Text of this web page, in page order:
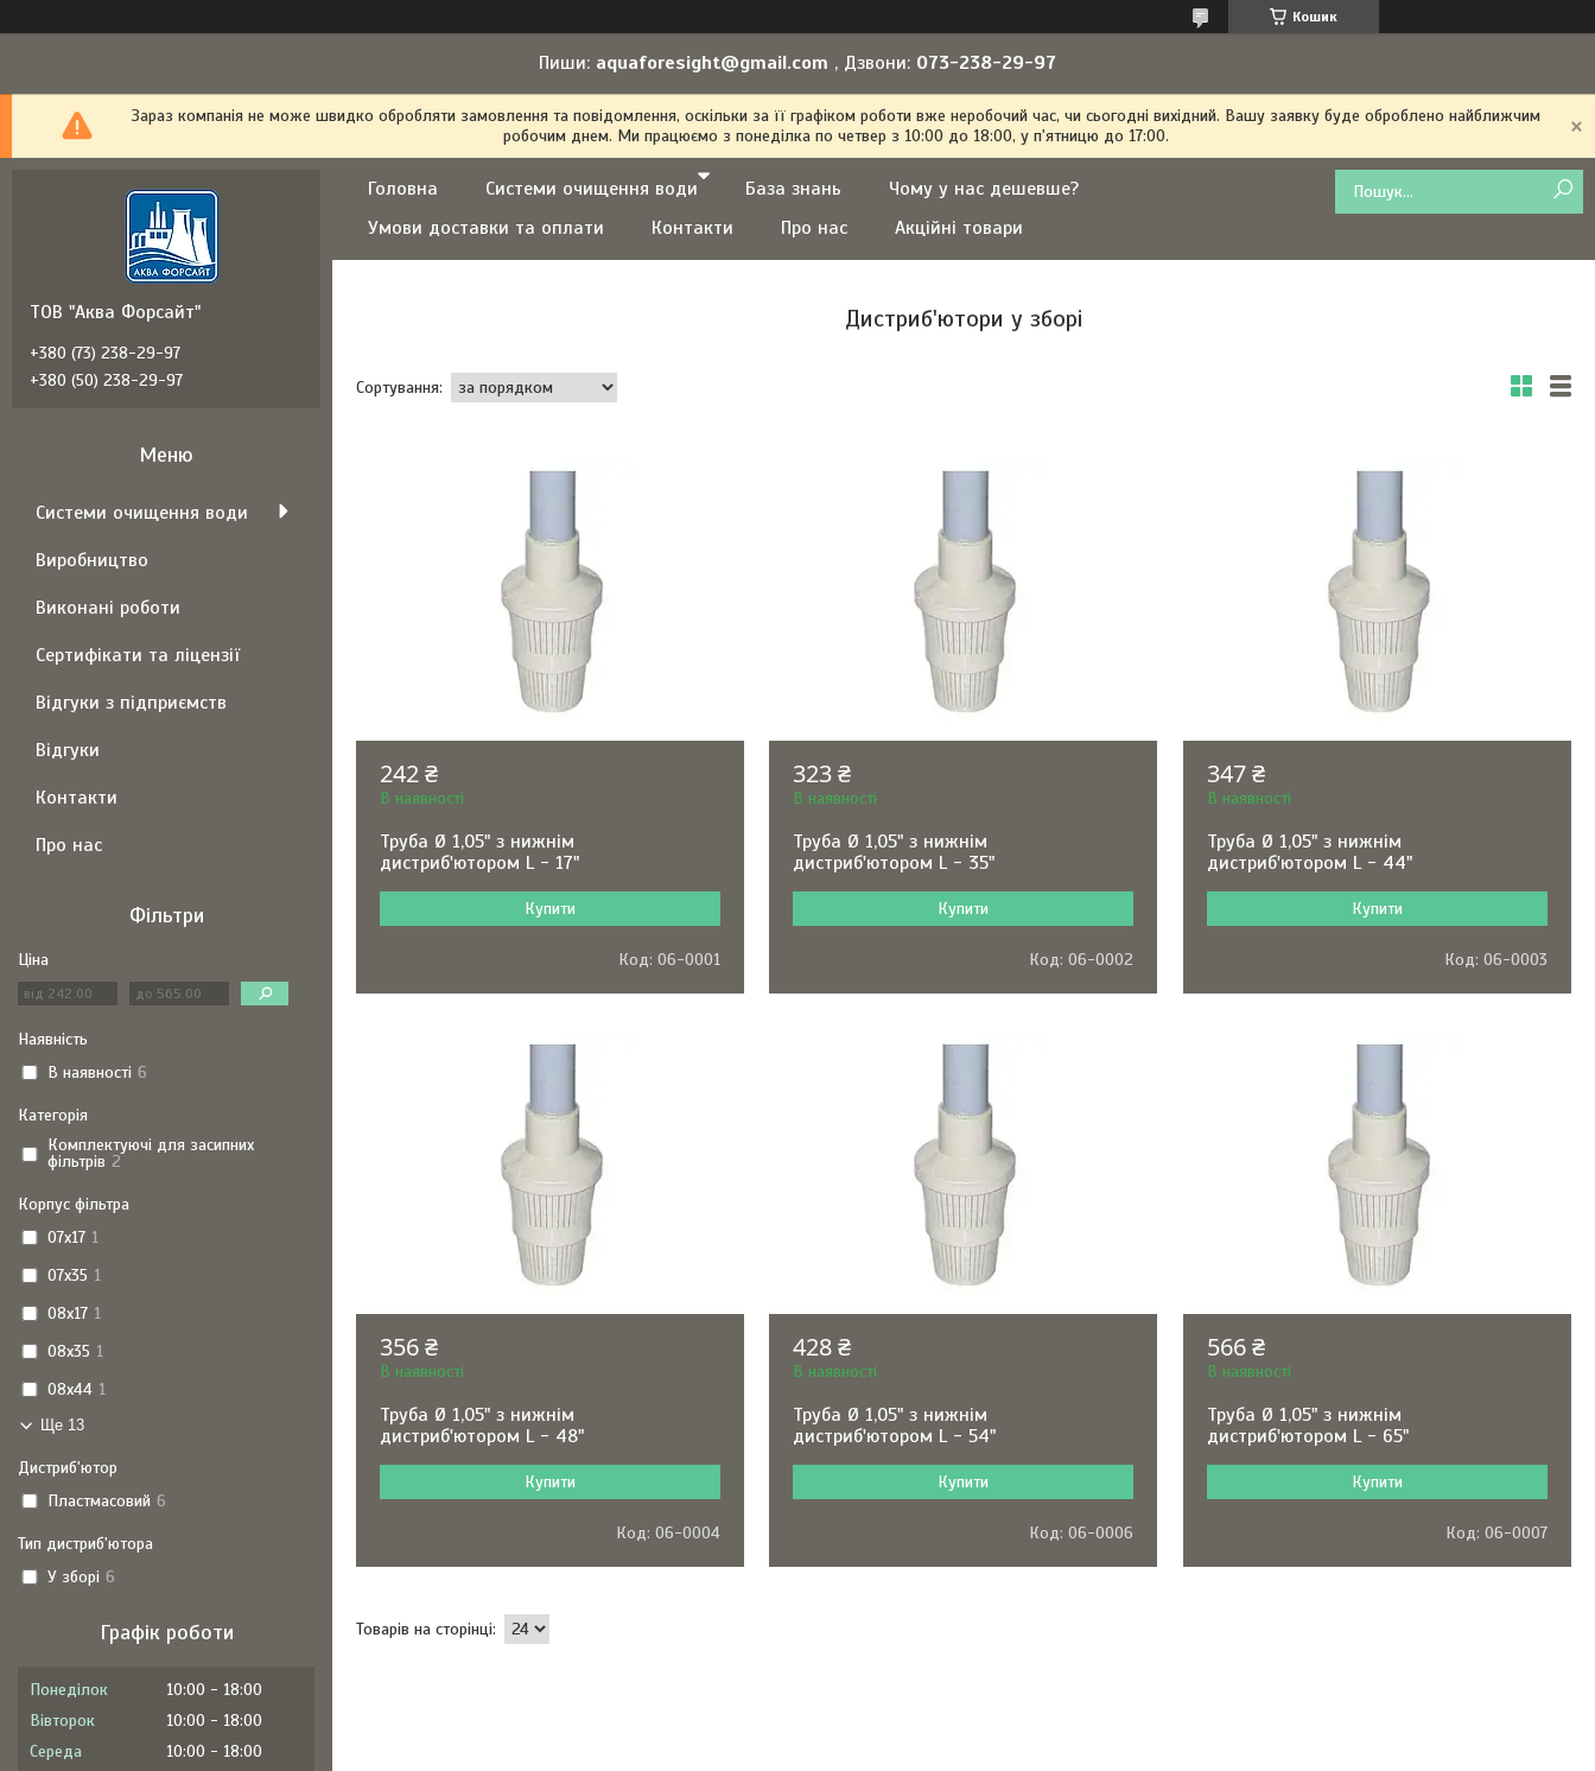
Кошик
Пиши: aquaforesight@gmail.com , Дзвони: 073-238-29-97
Зараз компанія не може швидко обробляти замовлення та повідомлення, оскільки за її графіком роботи вже неробочий час, чи сьогодні вихідний. Вашу заявку буде оброблено найближчим
робочим днем. Ми працюємо з понеділка по четвер з 10:00 до 18:00, у п'ятницю до 17:00.
Головна Системи очищення води База знань
Чому у нас дешевше?
Умови доставки та оплати
Контакти Про нас Акційні товари
Дистриб'ютори у зборі
242 ₴
В наявності
Труба Ø 1,05" з нижнім
дистриб'ютором L - 17"
Купити
06-0001
323 ₴
В наявності
Труба Ø 1,05" з нижнім
дистриб'ютором L - 35"
Купити
06-0002
347 ₴
В наявності
Труба Ø 1,05" з нижнім
дистриб'ютором L - 44"
Купити
06-0003
356 ₴
В наявності
Труба Ø 1,05" з нижнім
дистриб'ютором L - 48"
Купити
06-0004
428 ₴
В наявності
Труба Ø 1,05" з нижнім
дистриб'ютором L - 54"
Купити
06-0006
566 ₴
В наявності
Труба Ø 1,05" з нижнім
дистриб'ютором L - 65"
Купити
06-0007
ТОВ "Аква Форсайт"
+380 (73) 238-29-97
+380 (50) 238-29-97
Системи очищення води
Виробництво
Виконані роботи
Сертифікати та ліцензії
Відгуки з підприємств
Відгуки
Контакти
Про нас
Фільтри
Ціна
Наявність
В наявності 6
Категорія
Комплектуючі для засипних
фільтрів 2
Корпус фільтра
07x17 1
07x35 1
08x17 1
08x35 1
08x44 1
Ще 13
Дистриб'ютор
Пластмасовий 6
Тип дистриб'ютора
У зборі 6
Графік роботи
Понеділок 10:00
18:00
Вівторок
10:00
18:00
Середа
10:00
18:00